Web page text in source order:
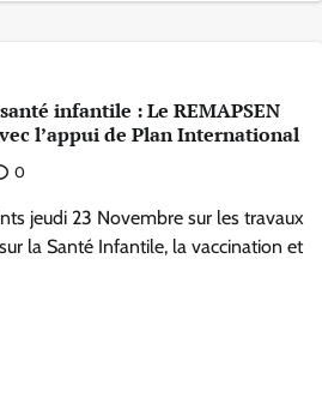
infantile : Le REMAPSEN
l’appui de Plan International
0
jeudi 23 Novembre sur les travaux
la Santé Infantile, la vaccination et